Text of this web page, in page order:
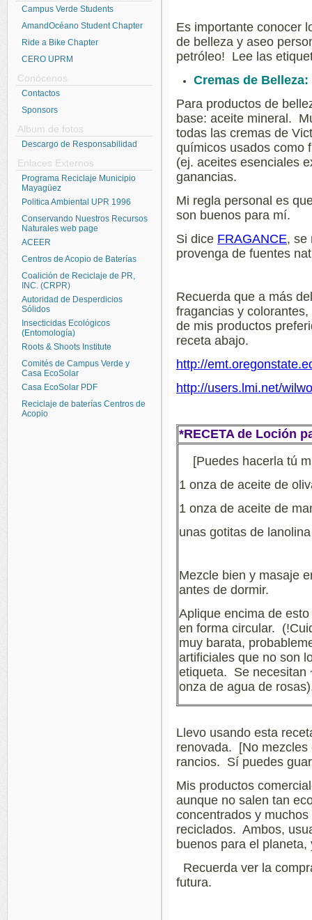
Campus Verde Students
AmandOcéano Student Chapter
Ride a Bike Chapter
CERO UPRM
Conócenos
Contactos
Sponsors
Album de fotos
Descargo de Responsabilidad
Enlaces Externos
Programa Reciclaje Municipio
Mayagüez
Politica Ambiental UPR 1996
Conservando Nuestros Recursos
Naturales web page
ACEER
Centros de Acopio de Baterías
Coalición de Reciclaje de PR,
INC. (CRPR)
Autoridad de Desperdicios
Sólidos
Insecticidas Ecológicos
(Entomología)
Roots & Shoots Institute
Comités de Campus Verde y
Casa EcoSolar
Casa EcoSolar PDF
Reciclaje de baterías Centros de
Acopio
Es importante conocer
de belleza y aseo
petróleo! Lee las
Cremas de Belleza:
Para productos de
base: aceite mineral.
todas las cremas de
químicos usados
(ej. aceites esenciales
ganancias.
Mi regla personal es
son buenos para mí.
Si dice FRAGANCE, se
provenga de fuentes
Recuerda que a más
fragancias y
de mis productos
receta abajo.
http://
http://users.lmi.net/
*RECETA de Loción
[Puedes hacerla tú
1 onza de aceite de
1 onza de aceite de
unas gotitas de
Mezcle bien y masaje
antes de dormir.
Aplique encima de
en forma circular.
muy barata,
artificiales que no son
etiqueta. Se necesitan
onza de agua de
Llevo usando esta
renovada. [No mezcles
rancios. Sí puedes
Mis productos
aunque no salen tan
concentrados y
reciclados. Ambos,
buenos para el
Recuerda ver la
futura.